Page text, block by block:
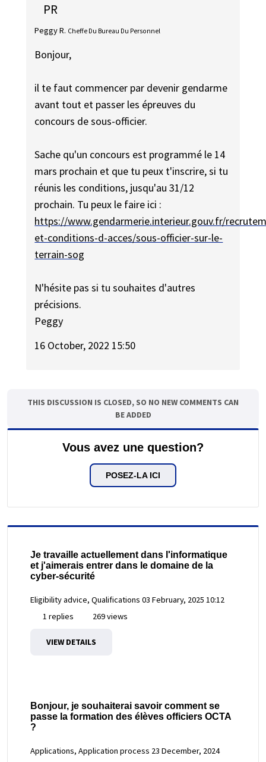
PR
Peggy R. Cheffe Du Bureau Du Personnel
Bonjour,
il te faut commencer par devenir gendarme
avant tout et passer les épreuves du
concours de sous-officier.
Sache qu'un concours est programmé le 14
mars prochain et que tu peux t'inscrire, si tu
réunis les conditions, jusqu'au 31/12
prochain. Tu peux le faire ici :
https://www.gendarmerie.interieur.gouv.fr/
et-conditions-d-acces/sous-officier-sur-le-
terrain-sog
N'hésite pas si tu souhaites d'autres
précisions.
Peggy
16 October, 2022 15:50
THIS DISCUSSION IS CLOSED, SO NO NEW COMMENTS CAN
BE ADDED
Vous avez une question?
POSEZ-LA ICI
Je travaille actuellement dans l'informatique
et j'aimerais entrer dans le domaine de la
cyber-sécurité
Eligibility advice, Qualifications 03 February, 2025 10:12
1 replies
269 views
VIEW DETAILS
Bonjour, je souhaiterai savoir comment se
passe la formation des élèves officiers OCTA
?
Applications, Application process 23 December, 2024